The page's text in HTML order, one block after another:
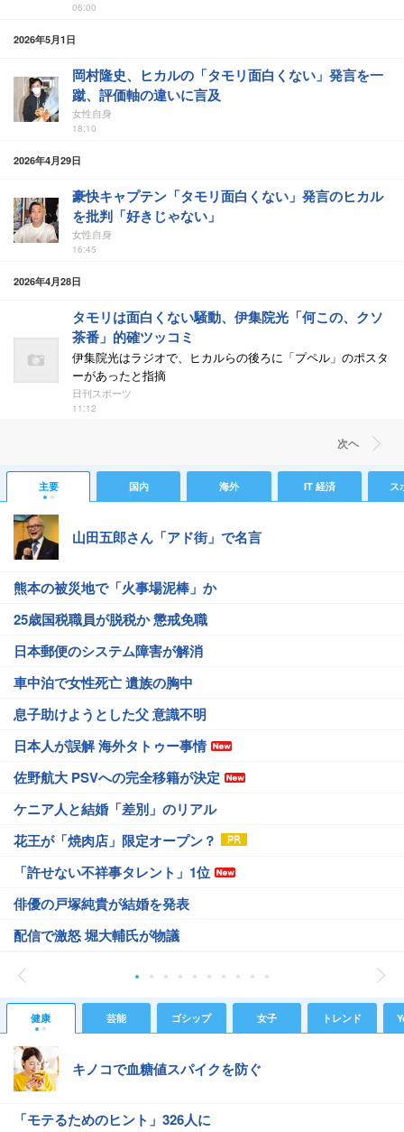
06:00
2026年5月1日
岡村隆史、ヒカルの「タモリ面白くない」発言を一
蹴、評価軸の違いに言及
女性自身
18:10
2026年4月29日
豪快キャプテン「タモリ面白くない」発言のヒカル
を批判「好きじゃない」
女性自身
16:45
2026年4月28日
タモリは面白くない騒動、伊集院光「何この、クソ
茶番」的確ツッコミ
伊集院光はラジオで、ヒカルらの後ろに「プペル」のポスタ
ーがあったと指摘
日刊スポーツ
11:12
次ヘ
主要 国内 海外 IT 経済 ス
山田五郎さん「アド街」で名言
熊本の被災地で「火事場泥棒」か
25歳国税職員が脱税か 懲戒免職
日本郵便のシステム障害が解消
車中泊で女性死亡 遺族の胸中
息子助けようとした父 意識不明
日本人が誤解 海外タトゥー事情
佐野航大 PSVへの完全移籍が決定
ケニア人と結婚「差別」のリアル
花王が「焼肉店」限定オープン？
「許せない不祥事タレント」1位
俳優の戸塚純貴が結婚を発表
配信で激怒 堀大輔氏が物議
健康 芸能 ゴシップ 女子 トレンド
キノコで血糖値スパイクを防ぐ
「モテるためのヒント」326人に